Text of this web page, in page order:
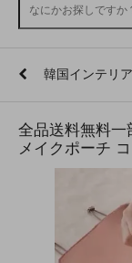
韓国インテリア
全品送料無料一
メイクポーチ